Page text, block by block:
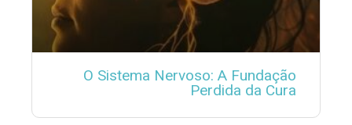
O Sistema Nervoso: A Fundação
Perdida da Cura